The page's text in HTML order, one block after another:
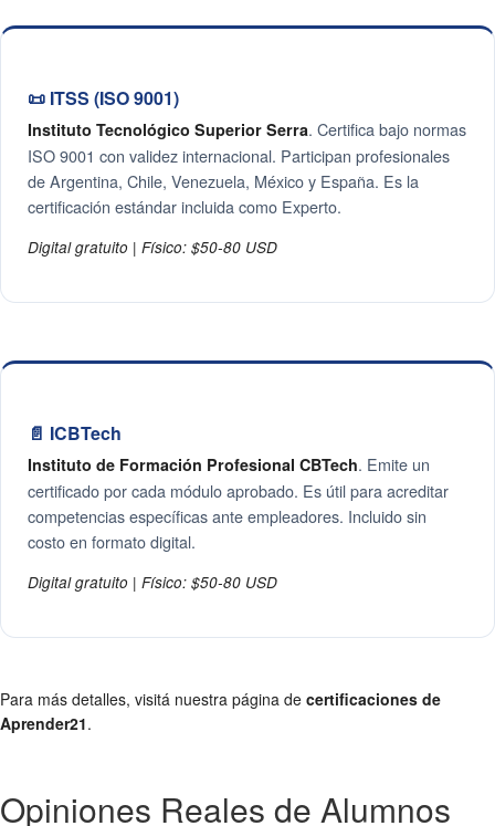
📜 ITSS (ISO 9001)
Instituto Tecnológico Superior Serra. Certifica bajo normas
ISO 9001 con validez internacional. Participan profesionales
de Argentina, Chile, Venezuela, México y España. Es la
certificación estándar incluida como Experto.
Digital gratuito | Físico: $50-80 USD
📄 ICBTech
Instituto de Formación Profesional CBTech. Emite un
certificado por cada módulo aprobado. Es útil para acreditar
competencias específicas ante empleadores. Incluido sin
costo en formato digital.
Digital gratuito | Físico: $50-80 USD
Para más detalles, visitá nuestra página de certificaciones de
Aprender21.
Opiniones Reales de Alumnos